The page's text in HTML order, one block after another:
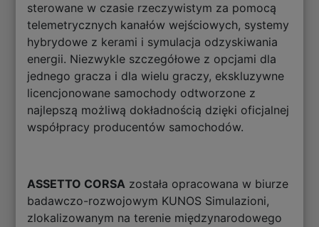
sterowane w czasie rzeczywistym za pomocą
telemetrycznych kanałów wejściowych, systemy
hybrydowe z kerami i symulacja odzyskiwania
energii. Niezwykle szczegółowe z opcjami dla
jednego gracza i dla wielu graczy, ekskluzywne
licencjonowane samochody odtworzone z
najlepszą możliwą dokładnością dzięki oficjalnej
współpracy producentów samochodów.
ASSETTO CORSA została opracowana w biurze
badawczo-rozwojowym KUNOS Simulazioni,
zlokalizowanym na terenie międzynarodowego